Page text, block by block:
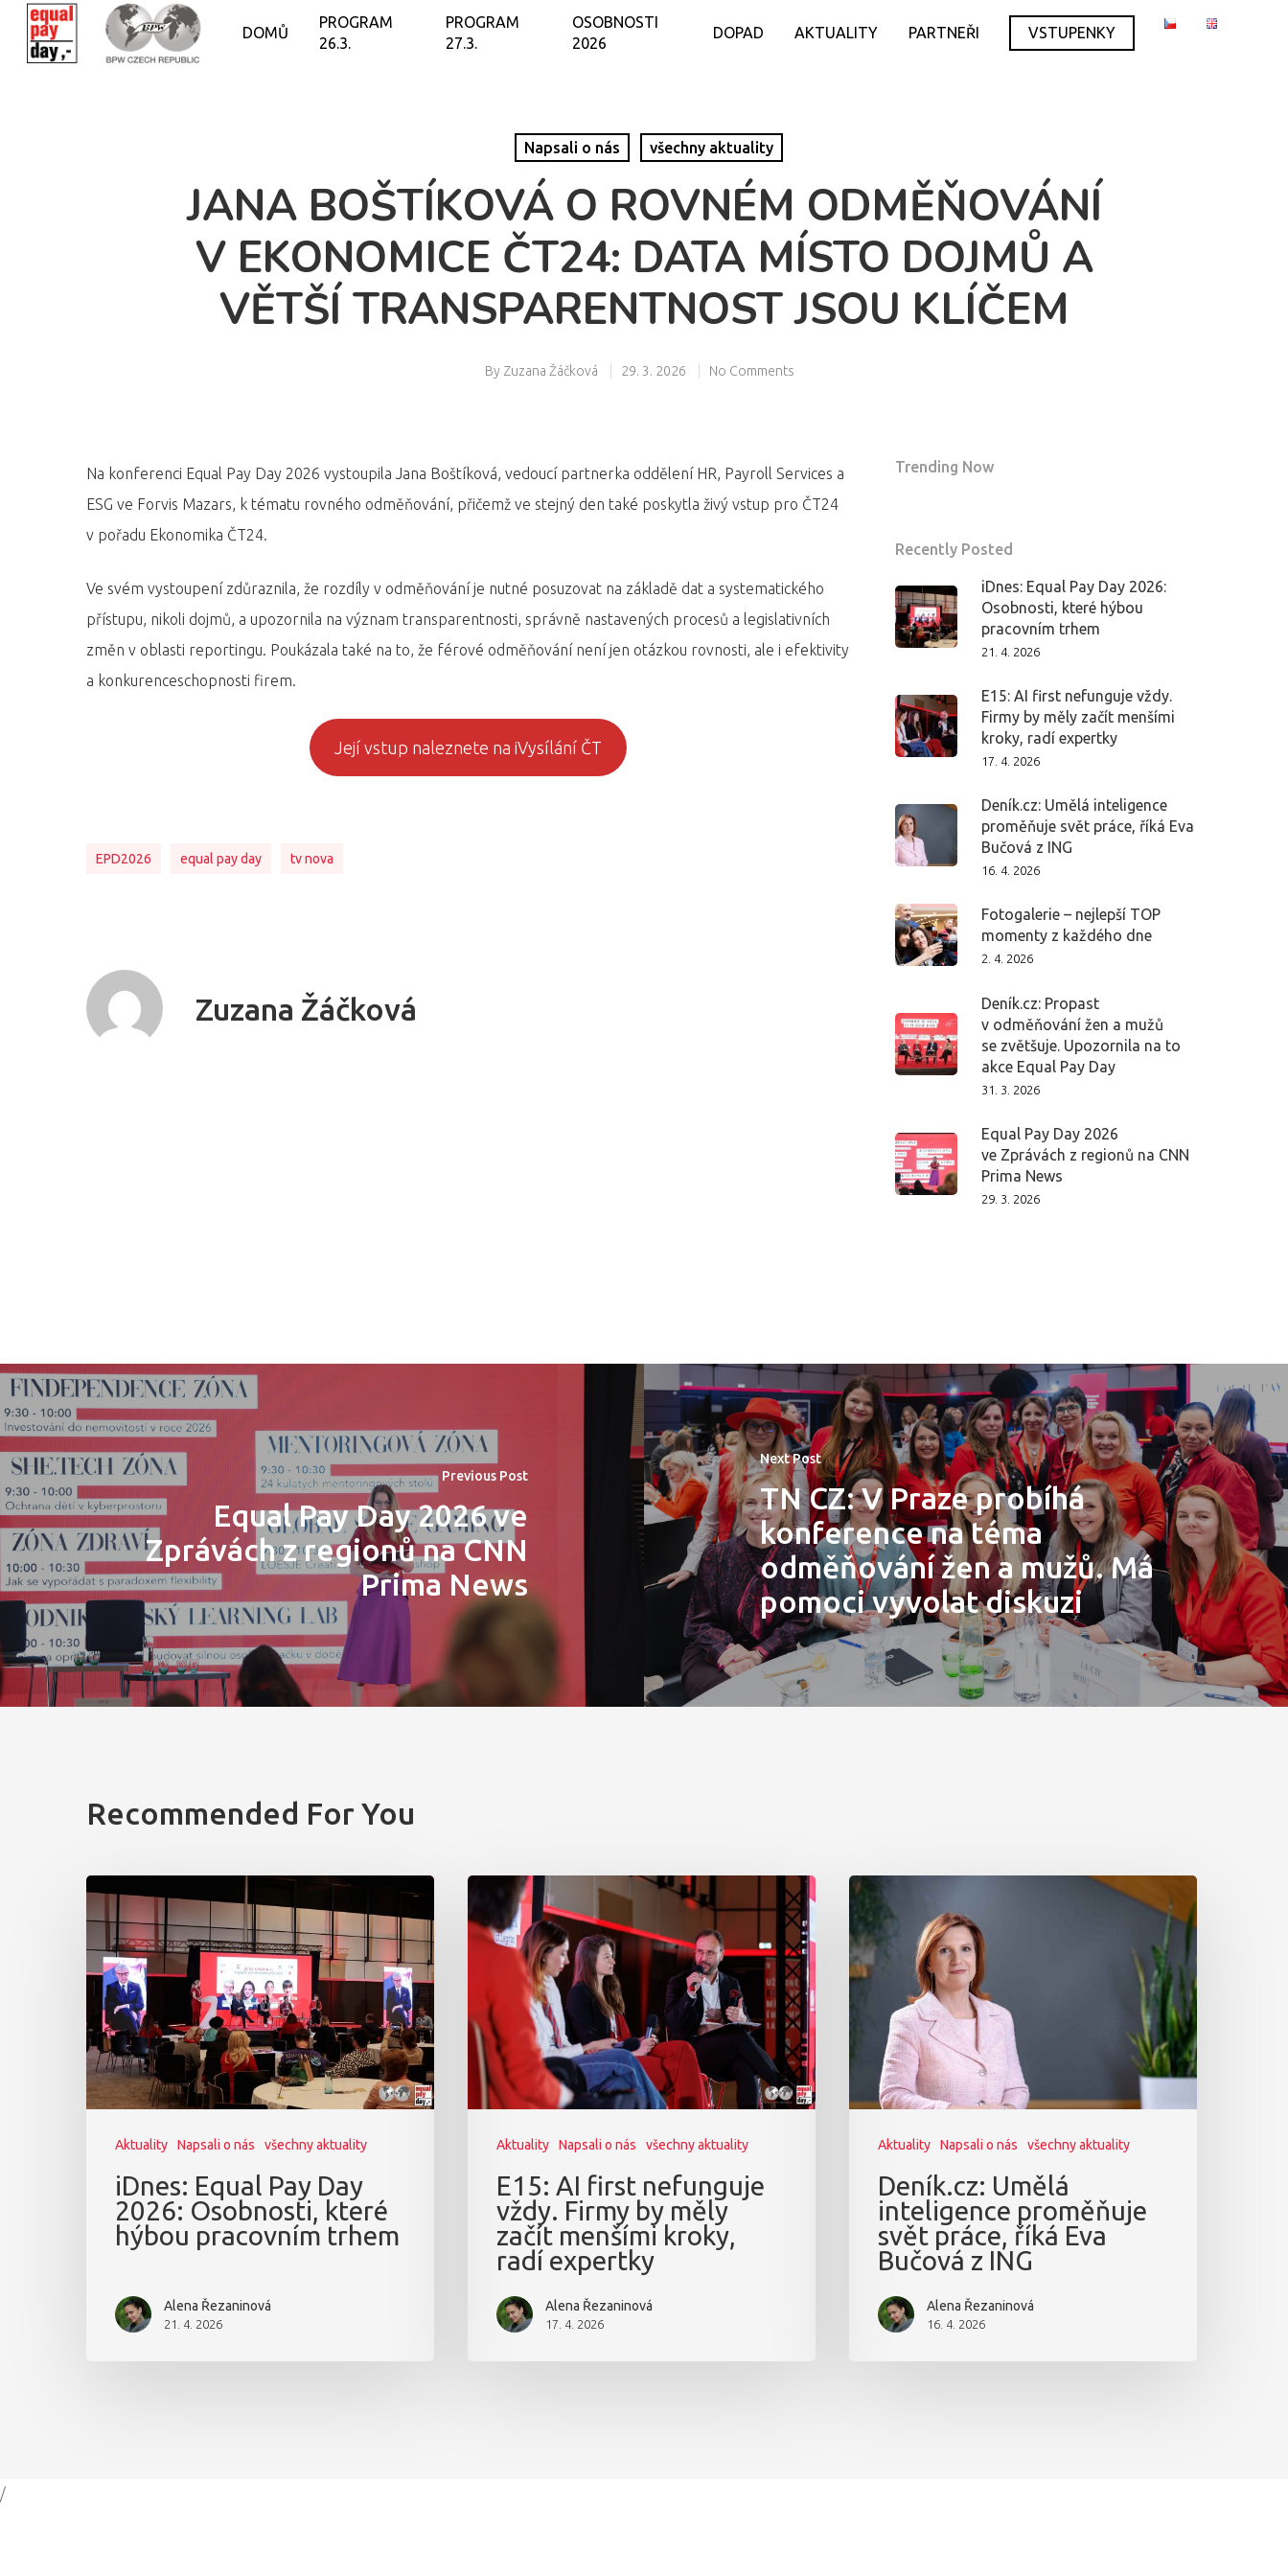
DOMŮ
PROGRAM
26.3.
PROGRAM
27.3.
OSOBNOSTI
2026
DOPAD AKTUALITY PARTNEŘI VSTUPENKY
Napsali o nás všechny aktuality
JANA BOŠTÍKOVÁ O ROVNÉM ODMĚŇOVÁNÍ
V EKONOMICE ČT24: DATA MÍSTO DOJMŮ A
VĚTŠÍ TRANSPARENTNOST JSOU KLÍČEM
By Zuzana Žáčková 29. 3. 2026 No Comments
Na konferenci Equal Pay Day 2026 vystoupila Jana Boštíková, vedoucí partnerka oddělení HR, Payroll Services a
ESG ve Forvis Mazars, k tématu rovného odměňování, přičemž ve stejný den také poskytla živý vstup pro ČT24
v pořadu Ekonomika ČT24.
Ve svém vystoupení zdůraznila, že rozdíly v odměňování je nutné posuzovat na základě dat a systematického
přístupu, nikoli dojmů, a upozornila na význam transparentnosti, správně nastavených procesů a legislativních
změn v oblasti reportingu. Poukázala také na to, že férové odměňování není jen otázkou rovnosti, ale i efektivity
a konkurenceschopnosti firem.
Její vstup naleznete na iVysílání ČT
EPD2026 equal pay day tv nova
Zuzana Žáčková
Trending Now
Recently Posted
iDnes: Equal Pay Day 2026:
Osobnosti, které hýbou
pracovním trhem
21. 4. 2026
E15: AI first nefunguje vždy.
Firmy by měly začít menšími
kroky, radí expertky
17. 4. 2026
Deník.cz: Umělá inteligence
proměňuje svět práce, říká Eva
Bučová z ING
16. 4. 2026
Fotogalerie – nejlepší TOP
momenty z každého dne
2. 4. 2026
Deník.cz: Propast
v odměňování žen a mužů
se zvětšuje. Upozornila na to
akce Equal Pay Day
31. 3. 2026
Equal Pay Day 2026
ve Zprávách z regionů na CNN
Prima News
29. 3. 2026
Previous Post
Equal Pay Day 2026 ve
Zprávách z regionů na CNN
Prima News
Next Post
TN CZ: V Praze probíhá
konference na téma
odměňování žen a mužů. Má
pomoci vyvolat diskuzi
Recommended For You
Aktuality Napsali o nás všechny aktuality
iDnes: Equal Pay Day
2026: Osobnosti, které
hýbou pracovním trhem
Alena Řezaninová
21. 4. 2026
Aktuality Napsali o nás všechny aktuality
E15: AI first nefunguje
vždy. Firmy by měly
začít menšími kroky,
radí expertky
Alena Řezaninová
17. 4. 2026
Aktuality Napsali o nás všechny aktuality
Deník.cz: Umělá
inteligence proměňuje
svět práce, říká Eva
Bučová z ING
Alena Řezaninová
16. 4. 2026
/